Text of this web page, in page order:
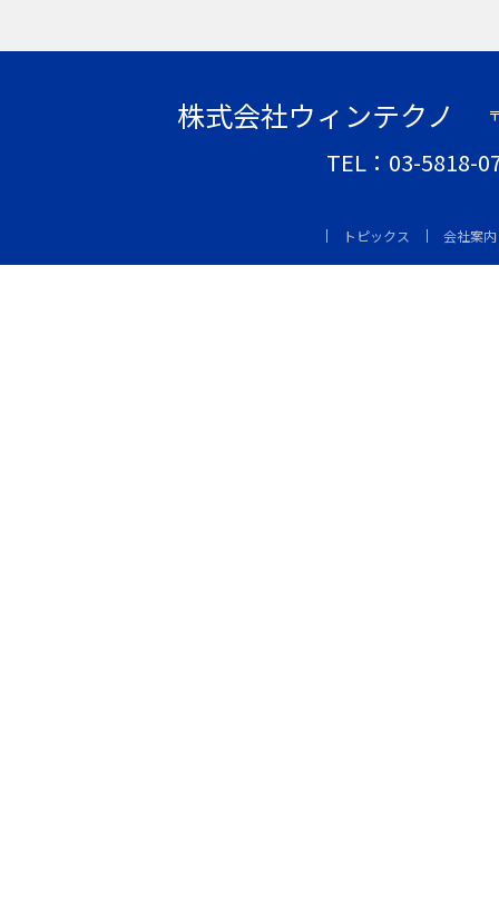
株式会社ウィンテクノ
TEL：03-5818-
トピックス 会社案内